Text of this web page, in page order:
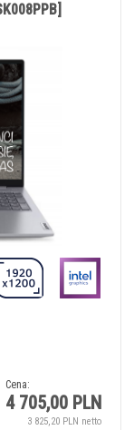
Cena:
4 705,00 PLN
3 825,20 PLN netto